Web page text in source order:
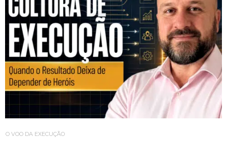
O VOO DA EXECUÇÃO